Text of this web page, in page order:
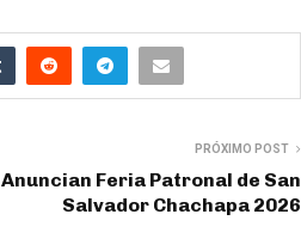
PRÓXIMO POST
Anuncian Feria Patronal de San
Salvador Chachapa 2026